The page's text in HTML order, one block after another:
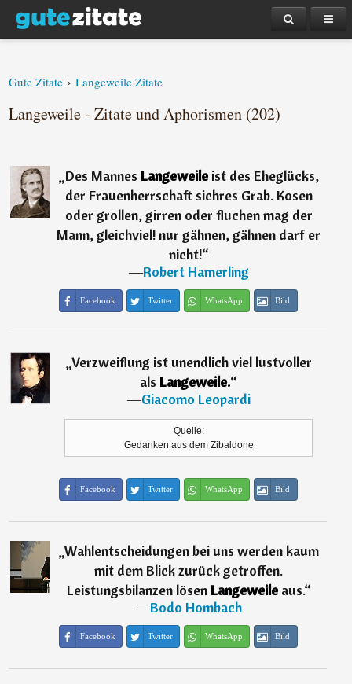
Gute Zitate › Langeweile Zitate
Langeweile - Zitate und Aphorismen (202)
„Des Mannes Langeweile ist des Eheglücks,
der Frauenherrschaft sichres Grab. Kosen
oder grollen, girren oder fluchen mag der
Mann, gleichviel! nur gähnen, gähnen darf er
nicht!“
―Robert Hamerling
Facebook Twitter WhatsApp Bild
„Verzweiflung ist unendlich viel lustvoller
als Langeweile.“
―Giacomo Leopardi
Quelle:
Gedanken aus dem Zibaldone
Facebook Twitter WhatsApp Bild
„Wahlentscheidungen bei uns werden kaum
mit dem Blick zurück getroffen.
Leistungsbilanzen lösenLangeweile aus.“
―Bodo Hombach
Facebook Twitter WhatsApp Bild